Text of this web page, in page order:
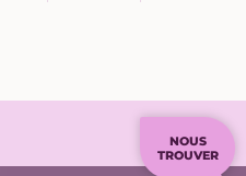
NOUS
TROUVER